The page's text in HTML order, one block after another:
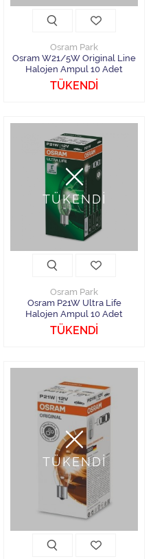
Osram Park
Osram W21/5W Original Line
Halojen Ampul 10 Adet
TÜKENDİ
TÜKENDİ
Osram Park
Osram P21W Ultra Life
Halojen Ampul 10 Adet
TÜKENDİ
TÜKENDİ